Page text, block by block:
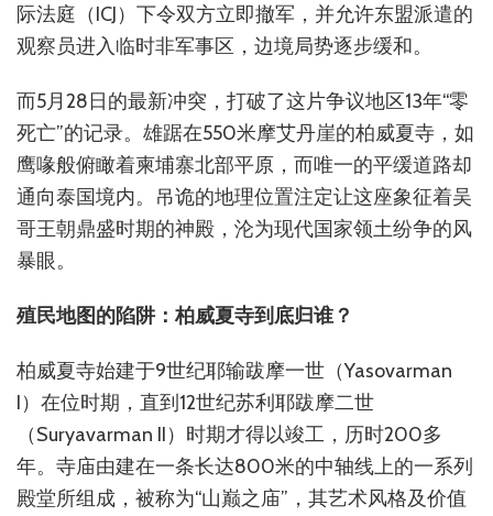
际法庭（ICJ）下令双方立即撤军，并允许东盟派遣的
观察员进入临时非军事区，边境局势逐步缓和。
而5月28日的最新冲突，打破了这片争议地区13年“零
死亡”的记录。雄踞在550米摩艾丹崖的柏威夏寺，如
鹰喙般俯瞰着柬埔寨北部平原，而唯一的平缓道路却
通向泰国境内。吊诡的地理位置注定让这座象征着吴
哥王朝鼎盛时期的神殿，沦为现代国家领土纷争的风
暴眼。
殖民地图的陷阱：柏威夏寺到底归谁？
柏威夏寺始建于9世纪耶输跋摩一世（Yasovarman
I）在位时期，直到12世纪苏利耶跋摩二世
（Suryavarman II）时期才得以竣工，历时200多
年。寺庙由建在一条长达800米的中轴线上的一系列
殿堂所组成，被称为“山巅之庙”，其艺术风格及价值